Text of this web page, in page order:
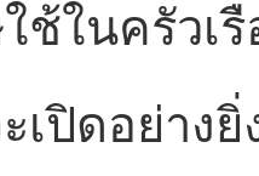
ใช้ในครัว
เปิดอย่าง